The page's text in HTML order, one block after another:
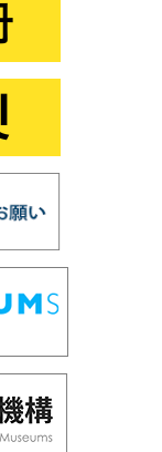
エンス」
」
う！」
宙ヒストリア